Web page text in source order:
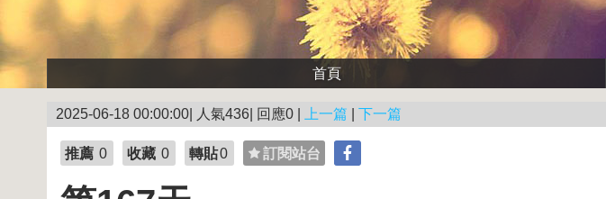
首頁
2025-06-18 00:00:00| 人氣436| 回應0 | 上一篇 下一篇
推薦 0 收藏 0 轉貼0 訂閱站台